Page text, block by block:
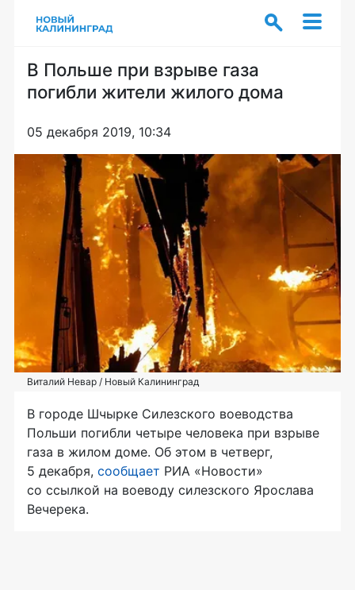
В Польше при взрыве газа
погибли жители жилого дома
05 декабря 2019, 10:34
Виталий Невар / Новый Калининград
В городе Шчырке Силезского воеводства
Польши погибли четыре человека при взрыве
газа в жилом доме. Об этом в четверг,
5 декабря, сообщает РИА «Новости»
со ссылкой на воеводу силезского Ярослава
Вечерека.